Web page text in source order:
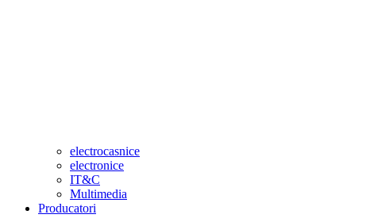
electrocasnice
electronice
IT&C
Multimedia
Producatori